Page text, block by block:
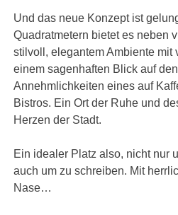
Und das neue Konzept ist
Quadratmetern bietet es neben
stilvoll, elegantem Ambiente mit
einem sagenhaften Blick auf
Annehmlichkeiten eines auf
Bistros. Ein Ort der Ruhe und
Herzen der Stadt.
Ein idealer Platz also, nicht nur
auch um zu schreiben. Mit
Nase…